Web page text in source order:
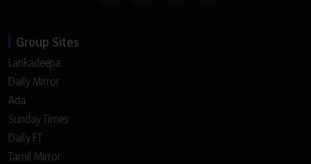
Group Sites
Lankadeepa
Daily Mirror
Ada
Sunday Times
Daily FT
Tamil Mirror